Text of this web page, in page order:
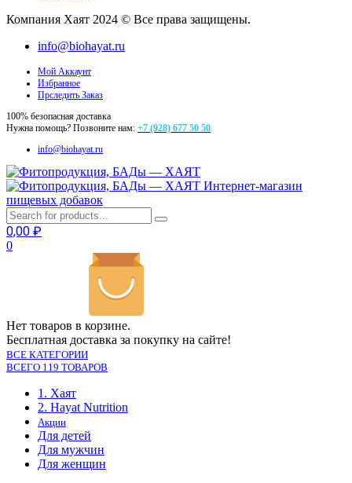
Компания Хаят 2024 © Все права защищены.
info@biohayat.ru
Мой Аккаунт
Избранное
Прследить Заказ
100% безопасная доставка
Нужна помощь? Позвоните нам: +7 (928) 677 50 50
info@biohayat.ru
Интернет-магазин
пищевых добавок
0,00 ₽
0
Нет товаров в корзине.
Бесплатная доставка за покупку на сайте!
ВСЕ КАТЕГОРИИ
ВСЕГО 119 ТОВАРОВ
1. Хаят
2. Hayat Nutrition
Акции
Для детей
Для мужчин
Для женщин